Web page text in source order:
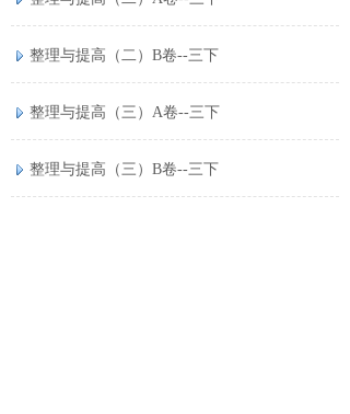
整理与提高（二）B卷--三下
整理与提高（三）A卷--三下
整理与提高（三）B卷--三下